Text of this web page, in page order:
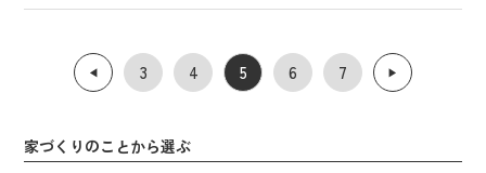
◀︎ 3 4 5 6 7 ▶︎
家づくりのことから選ぶ